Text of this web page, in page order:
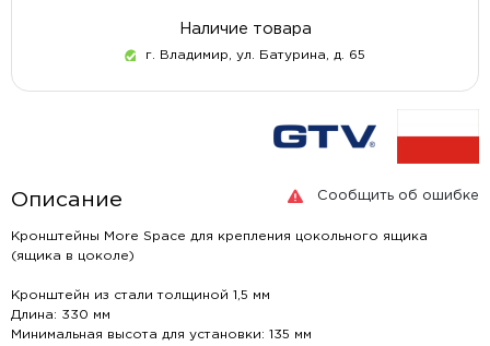
Наличие товара
г. Владимир, ул. Батурина, д. 65
Сообщить об ошибке
Описание
Кронштейны More Space для крепления цокольного ящика
(ящика в цоколе)
Кронштейн из стали толщиной 1,5 мм
Длина: 330 мм
Минимальная высота для установки: 135 мм